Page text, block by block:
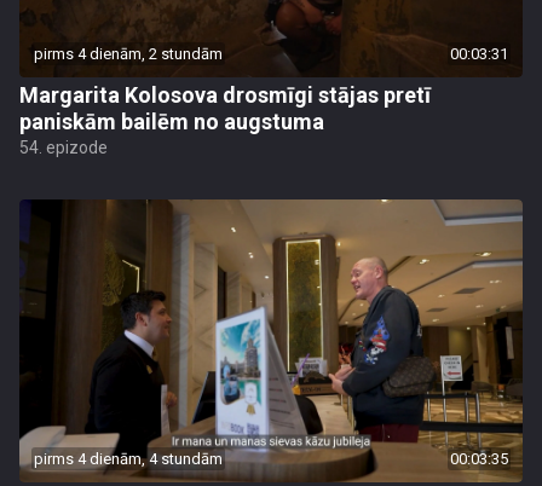
pirms 4 dienām, 2 stundām 00:03:31
Margarita Kolosova drosmīgi stājas pretī
paniskām bailēm no augstuma
54. epizode
pirms 4 dienām, 4 stundām 00:03:35